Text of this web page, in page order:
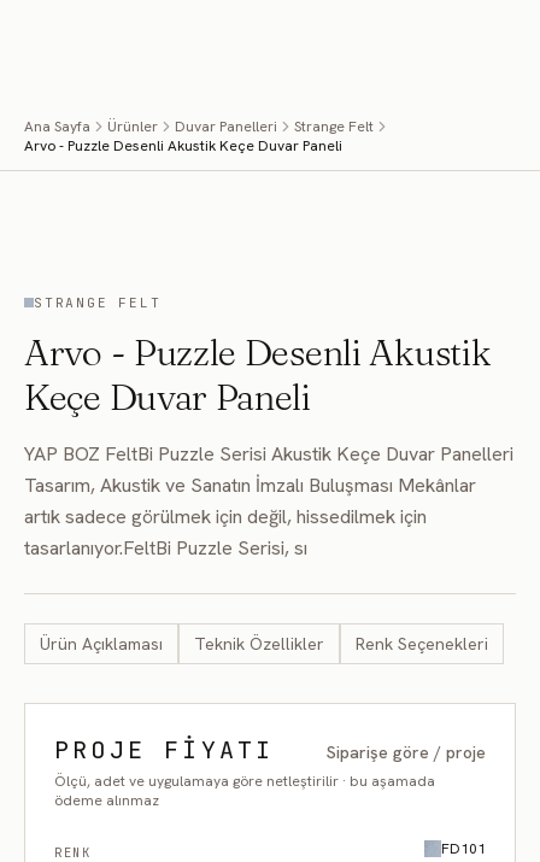
Ana Sayfa Ürünler Duvar Panelleri
Strange Felt
Arvo - Puzzle Desenli Akustik Keçe Duvar Paneli
STRANGE FELT
Arvo - Puzzle Desenli Akustik
Keçe Duvar Paneli
YAP BOZ FeltBi Puzzle Serisi Akustik Keçe Duvar Panelleri
Tasarım, Akustik ve Sanatın İmzalı Buluşması Mekânlar
artık sadece görülmek için değil, hissedilmek için
tasarlanıyor.FeltBi Puzzle Serisi, sı
Ürün Açıklaması Teknik Özellikler Renk Seçenekleri
PROJE FIYATI Siparişe göre / proje
Ölçü, adet ve uygulamaya göre netleştirilir · bu aşamada
ödeme alınmaz
RENK FD101